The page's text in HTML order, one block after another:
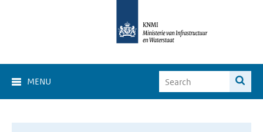
MENU